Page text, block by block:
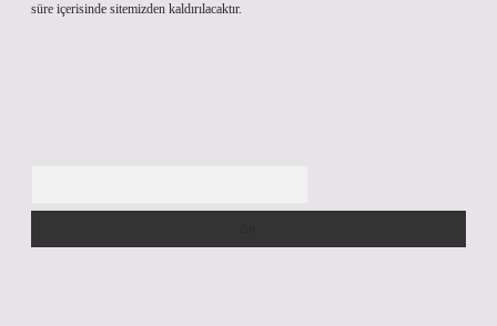
süre içerisinde sitemizden kaldırılacaktır.